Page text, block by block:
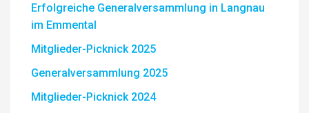
Erfolgreiche Generalversammlung in Langnau
im Emmental
Mitglieder-Picknick 2025
Generalversammlung 2025
Mitglieder-Picknick 2024